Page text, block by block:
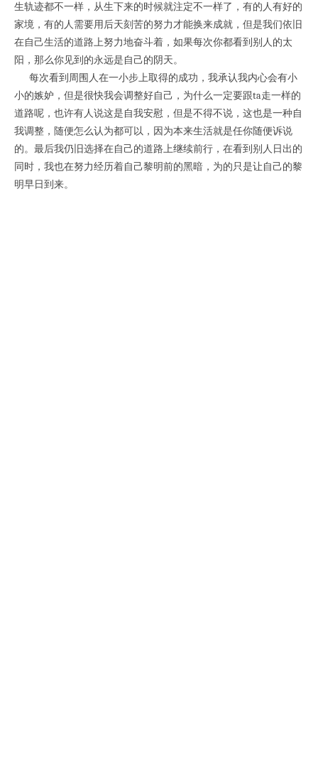
生轨迹都不一样，从生下来的时候就注定不一样了，有的人有好的
家境，有的人需要用后天刻苦的努力才能换来成就，但是我们依旧
在自己生活的道路上努力地奋斗着，如果每次你都看到别人的太
阳，那么你见到的永远是自己的阴天。
每次看到周围人在一小步上取得的成功，我承认我内心会有小
小的嫉妒，但是很快我会调整好自己，为什么一定要跟ta走一样的
道路呢，也许有人说这是自我安慰，但是不得不说，这也是一种自
我调整，随便怎么认为都可以，因为本来生活就是任你随便诉说
的。最后我仍旧选择在自己的道路上继续前行，在看到别人日出的
同时，我也在努力经历着自己黎明前的黑暗，为的只是让自己的黎
明早日到来。